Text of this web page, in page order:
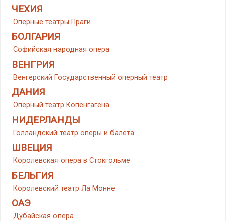
ЧЕХИЯ
Оперные театры Праги
БОЛГАРИЯ
Софийская народная опера
ВЕНГРИЯ
Венгерский Государственный оперный театр
ДАНИЯ
Оперный театр Копенгагена
НИДЕРЛАНДЫ
Голландский театр оперы и балета
ШВЕЦИЯ
Королевская опера в Стокгольме
БЕЛЬГИЯ
Королевский театр Ла Монне
ОАЭ
Дубайская опера